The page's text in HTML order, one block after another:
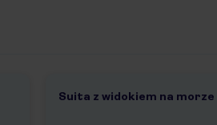
Suita z widokiem na morze
1 / 13